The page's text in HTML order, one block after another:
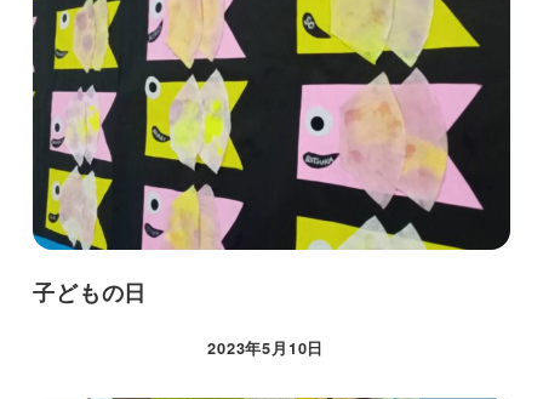
子どもの日
2023年5月10日